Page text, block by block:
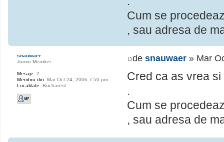
Cum se
, sau adresa de
de snauwaer » Mar
Cred ca as vrea
.
Cum se
, sau adresa de
snauwaer
Junior Member
Mesaje: 2
Membru din: Mar Oct 24, 2006 7:50 pm
Localitate: Bucharest